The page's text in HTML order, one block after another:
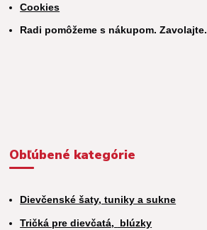
Cookies
Radi pomôžeme s nákupom. Zavolajte.
Obľúbené kategórie
Dievčenské šaty, tuniky a sukne
Tričká pre dievčatá, blúzky